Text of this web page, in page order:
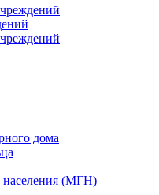
дома
населения (МГН)